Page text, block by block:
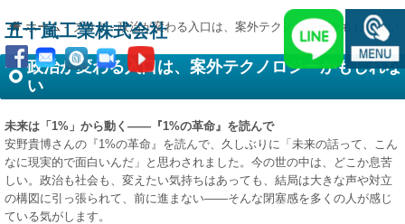
五十嵐工業株式会社
ホーム-ブログ-政治が変わる入口は、案外テクノロジーかもしれない
政治が変わる入口は、案外テクノロジーかもしれな
い
未来は「1%」から動く——『1%の革命』を読んで
安野貴博さんの『1%の革命』を読んで、久しぶりに「未来の話って、こん
なに現実的で面白いんだ」と思わされました。今の世の中は、どこか息苦
しい。政治も社会も、変えたい気持ちはあっても、結局は大きな声や対立
の構図に引っ張られて、前に進まない——そんな閉塞感を多くの人が感じ
ている気がします。